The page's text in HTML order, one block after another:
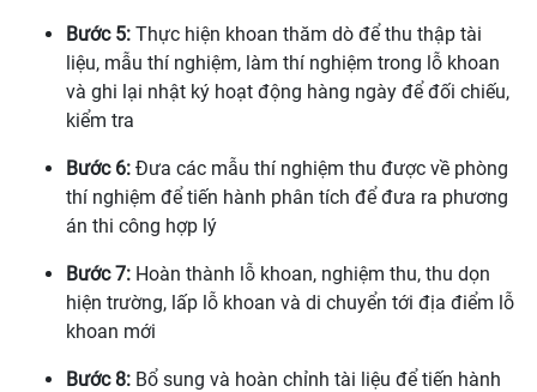
Bước 5: Thực hiện khoan thăm dò để thu thập tài
liệu, mẫu thí nghiệm, làm thí nghiệm trong lỗ khoan
và ghi lại nhật ký hoạt động hàng ngày để đối chiếu,
kiểm tra
Bước 6: Đưa các mẫu thí nghiệm thu được về phòng
thí nghiệm để tiến hành phân tích để đưa ra phương
án thi công hợp lý
Bước 7: Hoàn thành lỗ khoan, nghiệm thu, thu dọn
hiện trường, lấp lỗ khoan và di chuyển tới địa điểm lỗ
khoan mới
Bước 8: Bổ sung và hoàn chỉnh tài liệu để tiến hành